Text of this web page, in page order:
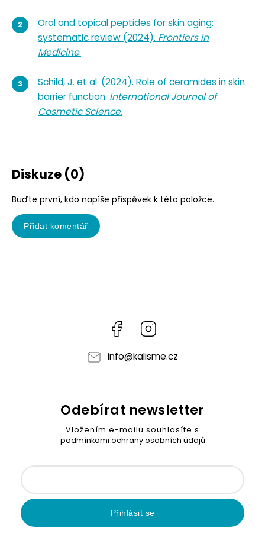
Oral and topical peptides for skin aging:
systematic review (2024). Frontiers in
Medicine.
Schild, J. et al. (2024). Role of ceramides in skin
barrier function. International Journal of
Cosmetic Science.
Diskuze (0)
Buďte první, kdo napíše příspěvek k této položce.
Přidat komentář
Facebook
info@kalisme.cz
Odebírat newsletter
Vložením e-mailu souhlasíte s
podmínkami ochrany osobních údajů
Přihlásit se